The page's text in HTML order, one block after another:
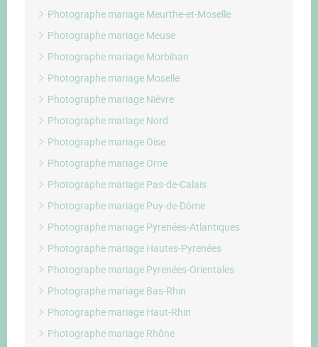
Photographe mariage Meurthe-et-Moselle
Photographe mariage Meuse
Photographe mariage Morbihan
Photographe mariage Moselle
Photographe mariage Nièvre
Photographe mariage Nord
Photographe mariage Oise
Photographe mariage Orne
Photographe mariage Pas-de-Calais
Photographe mariage Puy-de-Dôme
Photographe mariage Pyrenées-Atlantiques
Photographe mariage Hautes-Pyrenées
Photographe mariage Pyrenées-Orientales
Photographe mariage Bas-Rhin
Photographe mariage Haut-Rhin
Photographe mariage Rhône